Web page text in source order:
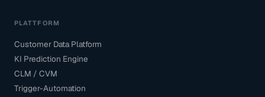
PLATTFORM
Customer Data Platform
KI Prediction Engine
CLM / CVM
Trigger-Automation